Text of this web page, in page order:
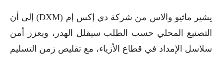
يشير ماثيو والاس من شركة دي إكس إم (DXM) إلى أن
التصنيع المحلي حسب الطلب سيقلل الهدر، ويعزز أمن
سلاسل الإمداد في قطاع الأزياء، مع تقليص زمن التسليم